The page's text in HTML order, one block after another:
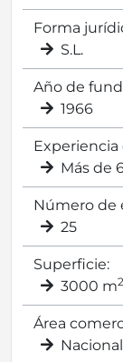
Forma
S.L.
Año de
1966
Experiencia
Más de
Número de
25
Superficie:
3000 m2
Área
Nacional